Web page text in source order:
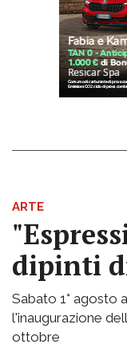
ARTE
dipinti
Sabato 1° agosto
l'inaugurazione
ottobre